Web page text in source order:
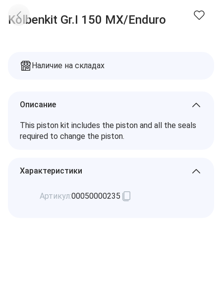
Доставка
Оплата
Заказы
Корзина
Kolbenkit Gr.I 150 MX/Enduro
Наличие на складах
Описание
This piston kit includes the piston and all the seals
required to change the piston.
Характеристики
Артикул:00050000235